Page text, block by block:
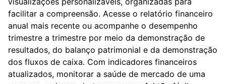
facilitar a compreensão. Acesse o relatório financeiro
anual mais recente ou acompanhe o desempenho
trimestre a trimestre por meio da demonstração de
resultados, do balanço patrimonial e da demonstração
dos fluxos de caixa. Com indicadores financeiros
atualizados, monitorar a saúde de mercado de uma